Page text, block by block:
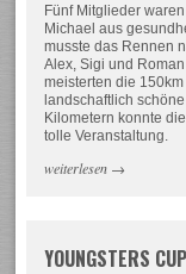
Fünf Mitglieder
Michael aus
musste das Rennen
Alex, Sigi und
meisterten die
landschaftlich
Kilometern konnte
tolle Veranstaltung.
weiterlesen →
YOUNGSTERS